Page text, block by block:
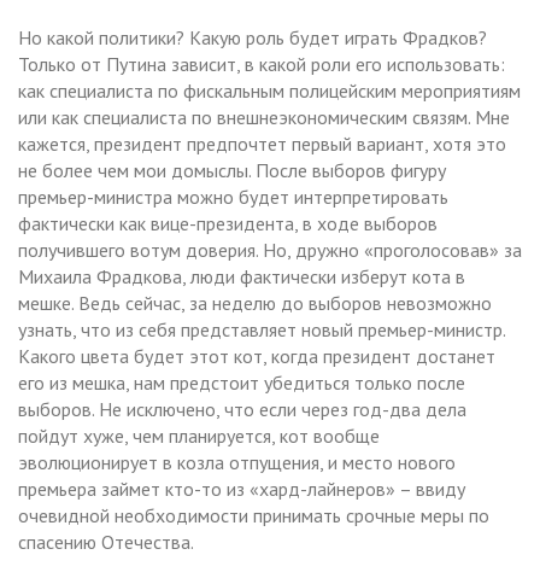
Но какой политики? Какую роль будет играть Фрадков?
Только от Путина зависит, в какой роли его использовать:
как специалиста по фискальным полицейским мероприятиям
или как специалиста по внешнеэкономическим связям. Мне
кажется, президент предпочтет первый вариант, хотя это
не более чем мои домыслы. После выборов фигуру
премьер-министра можно будет интерпретировать
фактически как вице-президента, в ходе выборов
получившего вотум доверия. Но, дружно «проголосовав» за
Михаила Фрадкова, люди фактически изберут кота в
мешке. Ведь сейчас, за неделю до выборов невозможно
узнать, что из себя представляет новый премьер-министр.
Какого цвета будет этот кот, когда президент достанет
его из мешка, нам предстоит убедиться только после
выборов. Не исключено, что если через год-два дела
пойдут хуже, чем планируется, кот вообще
эволюционирует в козла отпущения, и место нового
премьера займет кто-то из «хард-лайнеров» – ввиду
очевидной необходимости принимать срочные меры по
спасению Отечества.